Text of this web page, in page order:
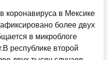
коронавируса в Мексике
более двух
в микроблоге
республике второй